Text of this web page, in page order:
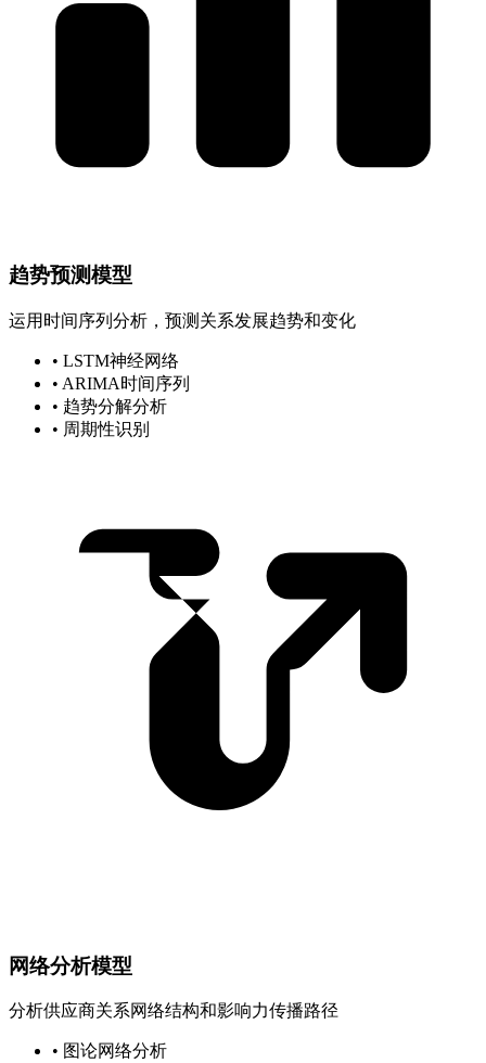
趋势预测模型
运用时间序列分析，预测关系发展趋势和变化
• LSTM神经网络
• ARIMA时间序列
• 趋势分解分析
• 周期性识别
网络分析模型
分析供应商关系网络结构和影响力传播路径
• 图论网络分析